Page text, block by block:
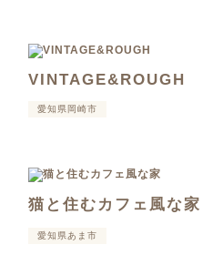
VINTAGE&ROUGH
愛知県岡崎市
猫と住むカフェ風な家
愛知県あま市